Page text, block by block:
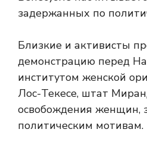
задержанных по
Близкие и активисты
демонстрацию перед
институтом женской
Лос-Текесе, штат
освобождения женщин,
политическим мотивам.